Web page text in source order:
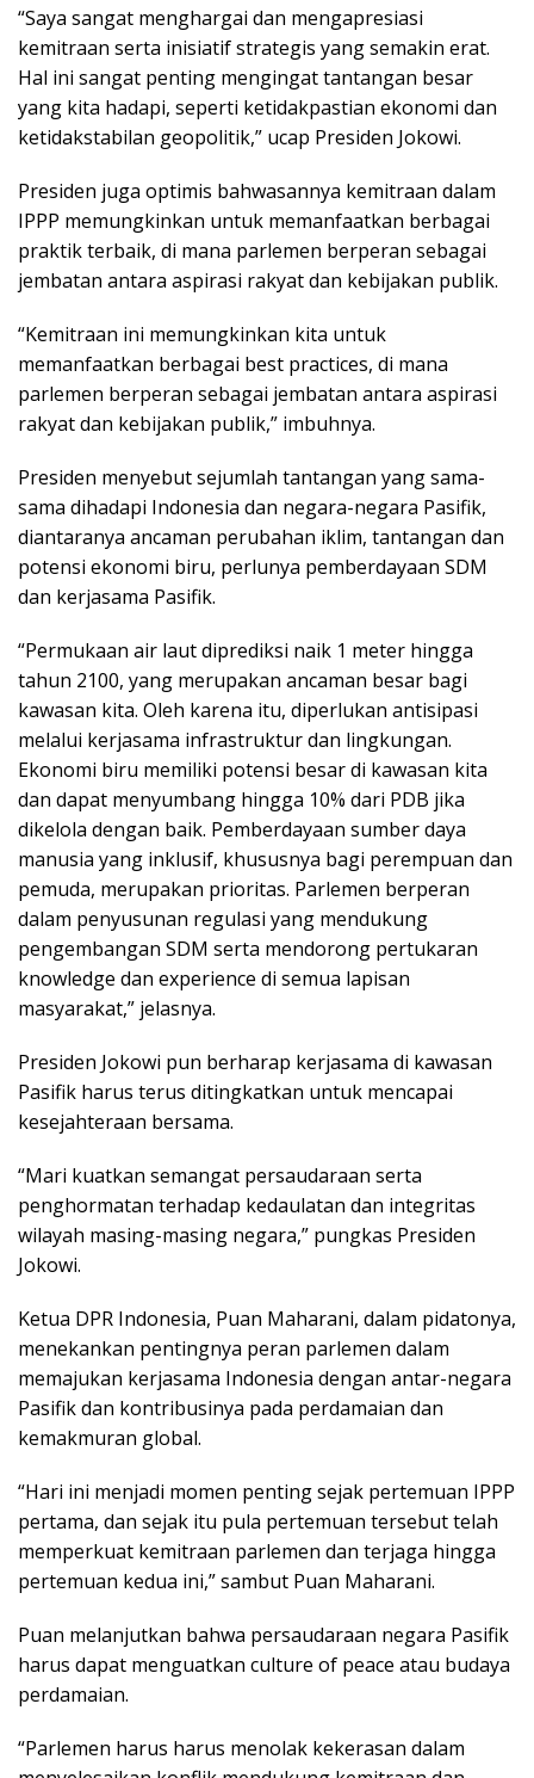
“Saya sangat menghargai dan mengapresiasi
kemitraan serta inisiatif strategis yang semakin erat.
Hal ini sangat penting mengingat tantangan besar
yang kita hadapi, seperti ketidakpastian ekonomi dan
ketidakstabilan geopolitik,” ucap Presiden Jokowi.
Presiden juga optimis bahwasannya kemitraan dalam
IPPP memungkinkan untuk memanfaatkan berbagai
praktik terbaik, di mana parlemen berperan sebagai
jembatan antara aspirasi rakyat dan kebijakan publik.
“Kemitraan ini memungkinkan kita untuk
memanfaatkan berbagai best practices, di mana
parlemen berperan sebagai jembatan antara aspirasi
rakyat dan kebijakan publik,” imbuhnya.
Presiden menyebut sejumlah tantangan yang sama-
sama dihadapi Indonesia dan negara-negara Pasifik,
diantaranya ancaman perubahan iklim, tantangan dan
potensi ekonomi biru, perlunya pemberdayaan SDM
dan kerjasama Pasifik.
“Permukaan air laut diprediksi naik 1 meter hingga
tahun 2100, yang merupakan ancaman besar bagi
kawasan kita. Oleh karena itu, diperlukan antisipasi
melalui kerjasama infrastruktur dan lingkungan.
Ekonomi biru memiliki potensi besar di kawasan kita
dan dapat menyumbang hingga 10% dari PDB jika
dikelola dengan baik. Pemberdayaan sumber daya
manusia yang inklusif, khususnya bagi perempuan dan
pemuda, merupakan prioritas. Parlemen berperan
dalam penyusunan regulasi yang mendukung
pengembangan SDM serta mendorong pertukaran
knowledge dan experience di semua lapisan
masyarakat,” jelasnya.
Presiden Jokowi pun berharap kerjasama di kawasan
Pasifik harus terus ditingkatkan untuk mencapai
kesejahteraan bersama.
“Mari kuatkan semangat persaudaraan serta
penghormatan terhadap kedaulatan dan integritas
wilayah masing-masing negara,” pungkas Presiden
Jokowi.
Ketua DPR Indonesia, Puan Maharani, dalam pidatonya,
menekankan pentingnya peran parlemen dalam
memajukan kerjasama Indonesia dengan antar-negara
Pasifik dan kontribusinya pada perdamaian dan
kemakmuran global.
“Hari ini menjadi momen penting sejak pertemuan IPPP
pertama, dan sejak itu pula pertemuan tersebut telah
memperkuat kemitraan parlemen dan terjaga hingga
pertemuan kedua ini,” sambut Puan Maharani.
Puan melanjutkan bahwa persaudaraan negara Pasifik
harus dapat menguatkan culture of peace atau budaya
perdamaian.
“Parlemen harus harus menolak kekerasan dalam